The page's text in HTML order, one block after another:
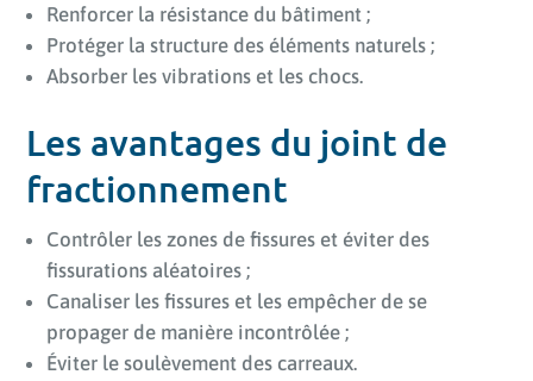
Renforcer la résistance du bâtiment ;
Protéger la structure des éléments naturels ;
Absorber les vibrations et les chocs.
Les avantages du joint de
fractionnement
Contrôler les zones de fissures et éviter des
fissurations aléatoires ;
Canaliser les fissures et les empêcher de se
propager de manière incontrôlée ;
Éviter le soulèvement des carreaux.